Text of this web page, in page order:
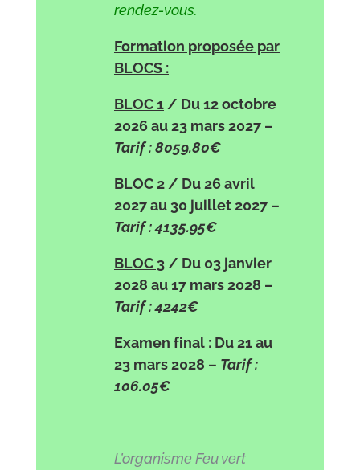
rendez-vous.
Formation proposée par
BLOCS :
BLOC 1/ Du 12 octobre
2026 au 23 mars 2027 –
Tarif : 8059.80€
BLOC 2/ Du 26 avril
2027 au 30 juillet 2027 –
Tarif : 4135.95€
BLOC 3/ Du 03 janvier
2028 au 17 mars 2028 –
Tarif : 4242€
Examen final: Du 21 au
23 mars 2028 – Tarif :
106.05€
L’organisme Feu vert